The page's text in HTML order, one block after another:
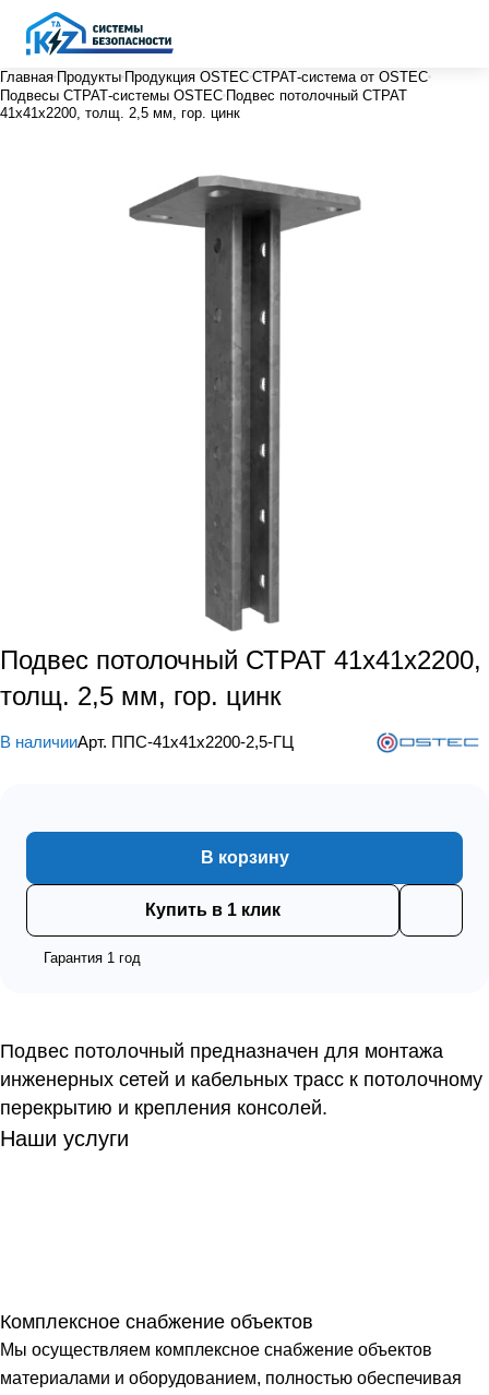
Главная Продукты Продукция OSTEC СТРАТ-система от OSTEC
Подвесы СТРАТ-системы OSTEC Подвес потолочный СТРАТ
41х41х2200, толщ. 2,5 мм, гор. цинк
Подвес потолочный СТРАТ 41х41х2200,
толщ. 2,5 мм, гор. цинк
В наличииАрт. ППС-41х41х2200-2,5-ГЦ
В корзину
Купить в 1 клик
Гарантия 1 год
Подвес потолочный предназначен для монтажа
инженерных сетей и кабельных трасс к потолочному
перекрытию и крепления консолей.
Наши услуги
Комплексное снабжение объектов
Мы осуществляем комплексное снабжение объектов
материалами и оборудованием, полностью обеспечивая